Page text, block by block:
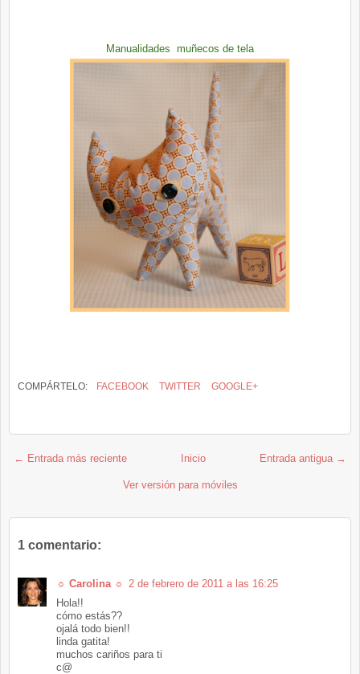
Manualidades muñecos de tela
COMPÁRTELO: FACEBOOK TWITTER GOOGLE+
← Entrada más reciente Entrada antigua →
Inicio
Ver versión para móviles
1 comentario:
☼ Carolina ☼ 2 de febrero de 2011 a las 16:25
Hola!!
cómo estás??
ojalá todo bien!!
linda gatita!
muchos cariños para ti
c@